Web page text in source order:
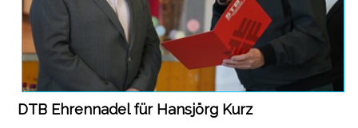
DTB Ehrennadel für Hansjörg Kurz